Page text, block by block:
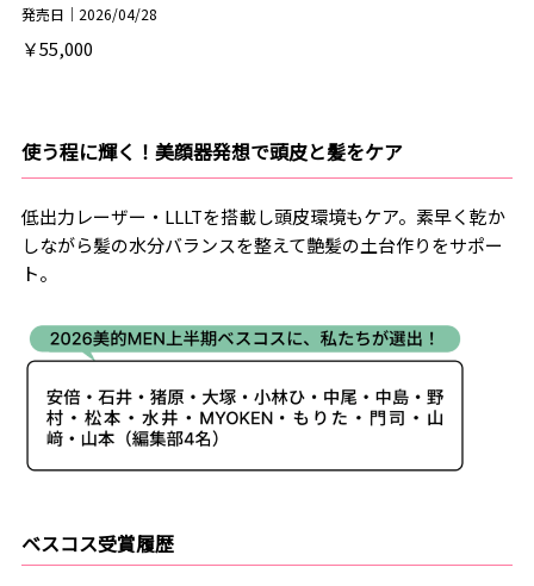
発売日｜2026/04/28
￥55,000
使う程に輝く！美顔器発想で頭皮と髪をケア
低出力レーザー・LLLTを搭載し頭皮環境もケア。素早く乾か
しながら髪の水分バランスを整えて艶髪の土台作りをサポー
ト。
ベスコス受賞履歴